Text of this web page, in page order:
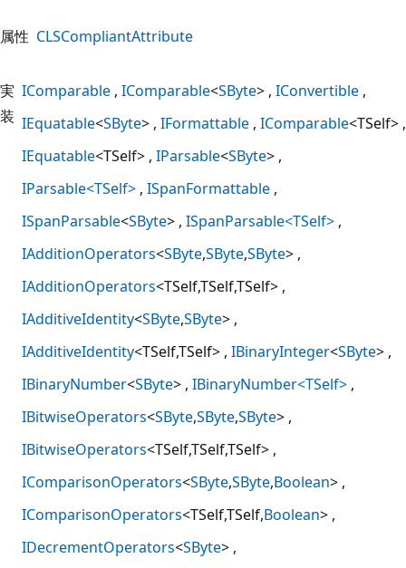
属性 CLSCompliantAttribute
実
装
IComparable IComparable<SByte> IConvertible
IEquatable<SByte> IFormattable IComparable<TSelf>
IEquatable<TSelf> IParsable<SByte>
IParsable<TSelf> ISpanFormattable
ISpanParsable<SByte> ISpanParsable<TSelf>
IAdditionOperators<SByte,SByte,SByte>
IAdditionOperators<TSelf,TSelf,TSelf>
IAdditiveIdentity<SByte,SByte>
IAdditiveIdentity<TSelf,TSelf> IBinaryInteger<SByte>
IBinaryNumber<SByte> IBinaryNumber<TSelf>
IBitwiseOperators<SByte,SByte,SByte>
IBitwiseOperators<TSelf,TSelf,TSelf>
IComparisonOperators<SByte,SByte,Boolean>
IComparisonOperators<TSelf,TSelf,Boolean>
IDecrementOperators<SByte>